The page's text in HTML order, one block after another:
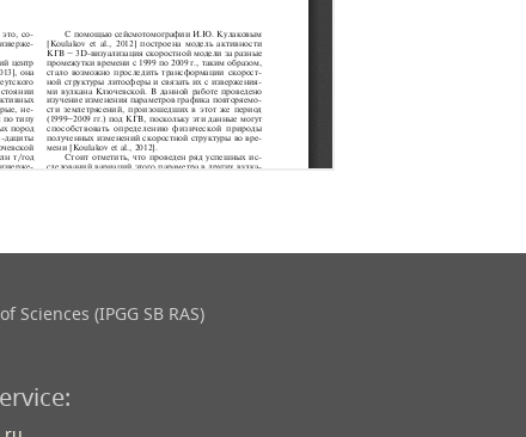
(IPGG SB RAS)